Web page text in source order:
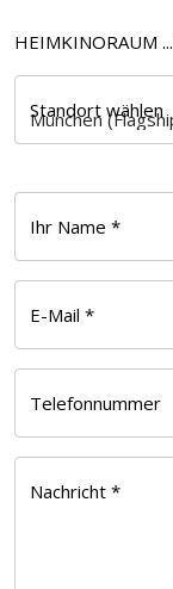
HEIMKINORAUM
Standort wählen
Ihr Name *
E-Mail *
Telefonnummer
Nachricht *